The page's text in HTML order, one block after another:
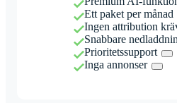
Ett paket per månad
Ingen attribution
Snabbare
Prioritetssupport
Inga annonser